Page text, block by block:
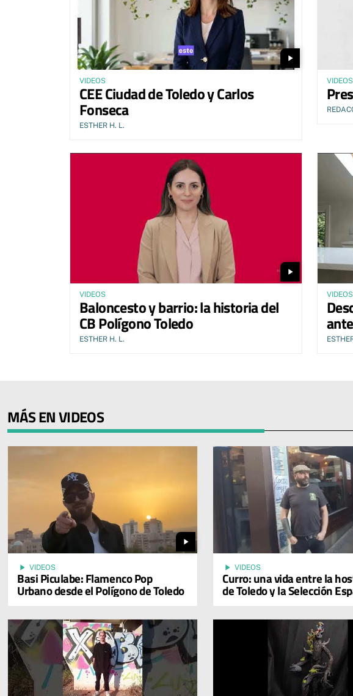
play_arrow
VIDEOS
CEE Ciudad de Toledo y Carlos
Fonseca
ESTHER H. L.
VIDEOS
play_arrow
VIDEOS
Baloncesto y barrio: la historia del
CB Polígono Toledo
ESTHER H. L.
VIDEOS
MÁS EN VIDEOS
play_arrow
play_arrow VIDEOS
Basi Piculabe: Flamenco Pop
Urbano desde el Polígono de Toledo
play_arrow VIDEOS
Curro: una vida entre la
de Toledo y la Selección